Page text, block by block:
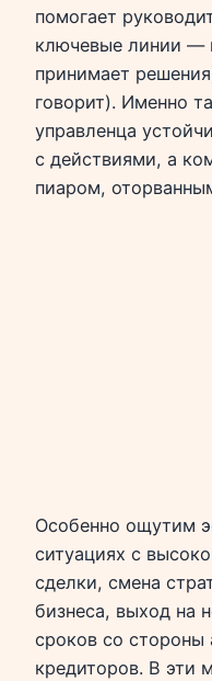
помогает
ключевые линии —
принимает
говорит). Именно
управленца
с действиями, а
пиаром,
Особенно ощутим
ситуациях с
сделки, смена
бизнеса, выход на
сроков со стороны
кредиторов. В эти